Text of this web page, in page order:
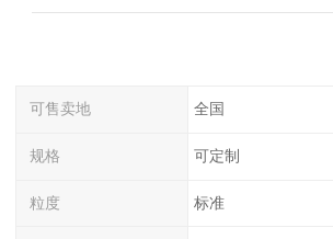
可售卖地 全国
规格 可定制
粒度 标准